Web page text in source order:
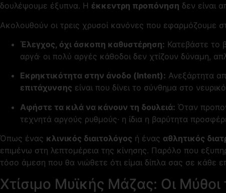
δουλέψουμε έξυπνα. Η έκκεντρη προπόνηση δεν είναι
Ακολουθούν οι τρεις χρυσοί κανόνες που εφαρμόζουμε
Έλεγχος, όχι άσκοπη καθυστέρηση: Κατεβάστε το
αργά· οι πολύ αργές κάθοδοι δεν χτίζουν δύναμη,
Εκρηκτικότητα στην άνοδο (Intent): Ανεξάρτητα
επιτάχυνσης είναι που δίνει το σύνθημα στο
Αφήστε τα κιλά να κάνουν τη δουλειά: Όταν
τεχνητά αργούς ρυθμούς· η ίδια η βαρύτητα
Όπως ένας κλινικός διαιτολόγος ή ένας αθλητικός
επιμένω στη λεπτομέρεια της κίνησης. Παρόλο που
τόσο άμεση που θα νιώθετε ότι είμαι δίπλα σας σε κάθε
Χτίσιμο Μυϊκής Μάζας: Οι